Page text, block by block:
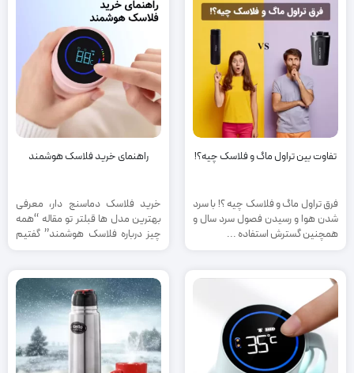
قیمت خیلی خوبی به فروش میرساند.
تفاوت بین تراول ماگ و فلاسک چیه؟!
فرق تراول ماگ و فلاسک چیه ؟! با سرد
شدن هوا و رسیدن فصول سرد سال و
همچنین گسترش استفاده ...
راهنمای خرید فلاسک هوشمند
خرید فلاسک دماسنج دار، معرفی
بهترین مدل ها قبلتر تو مقاله “همه
چیز درباره فلاسک هوشمند” گفتیم